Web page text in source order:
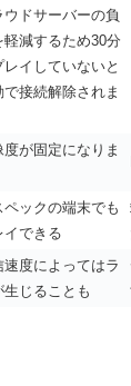
ウドサーバーの負
軽減するため30分
レイしていないと
で接続解除されま
度が固定になりま
ペックの端末でも
イできる
速度によってはラ
生じることも